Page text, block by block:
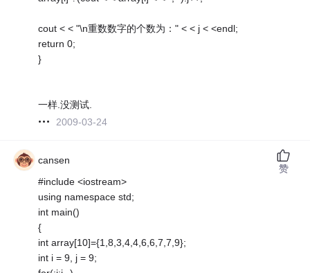
cout < < "\n重数数字的个数为：" < < j < <endl;
return 0;
}
一样.没测试.
2009-03-24
cansen
#include <iostream>
using namespace std;
int main()
{
int array[10]={1,8,3,4,4,6,6,7,7,9};
int i = 9, j = 9;
赞